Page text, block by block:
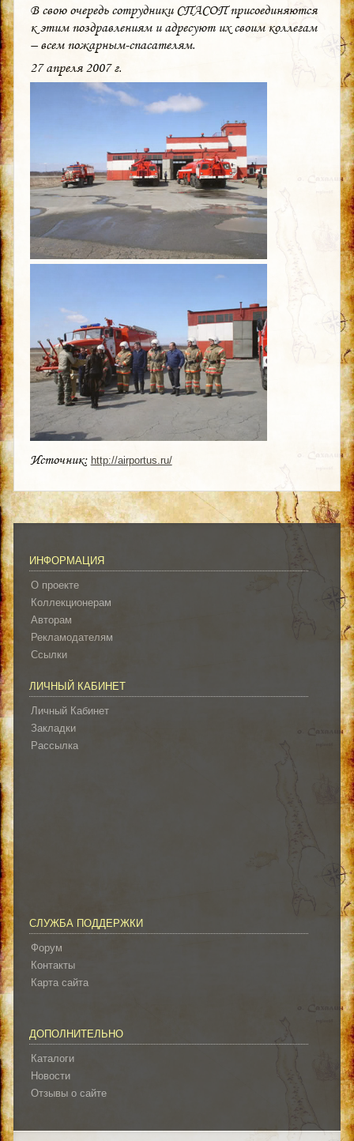
В свою очередь сотрудники СПАСОП присоединяются
к этим поздравлениям и адресуют их своим коллегам
– всем пожарным-спасателям.
27 апреля 2007 г.
Источник: http://airportus.ru/
ИНФОРМАЦИЯ
О проекте
Коллекционерам
Авторам
Рекламодателям
Ссылки
ЛИЧНЫЙ КАБИНЕТ
Личный Кабинет
Закладки
Рассылка
СЛУЖБА ПОДДЕРЖКИ
Форум
Контакты
Карта сайта
ДОПОЛНИТЕЛЬНО
Каталоги
Новости
Отзывы о сайте